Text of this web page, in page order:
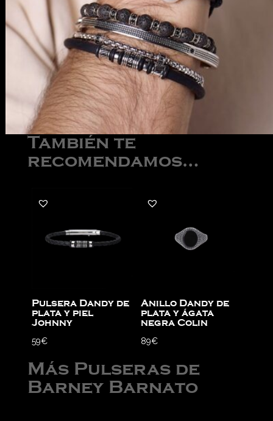
También te
recomendamos…
Pulsera Dandy de
plata y piel
Johnny
59€
Anillo Dandy de
plata y ágata
negra Colin
89€
Más Pulseras de
Barney Barnato